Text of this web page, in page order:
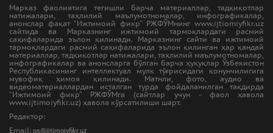
Марказ фаолиятига тегишли барча материаллар, тадқиқотлар
натижалари, таҳлилий маълумотномалар, инфографикалар,
анонслар фақат “Ижтимоий фикр” РЖФЎМнинг www.ijtiomiyfikr.uz
сайтида ва Марказнинг ижтимоий тармоқлардаги расмий
саҳифаларида эълон қилинади. Марказнинг сайти ва ижтимоий
тармоқлардаги расмий саҳифаларида эълон қилинган ҳар қандай
материаллар, тадқиқотлар натижалари, таҳлилий маълумотномалар,
инфографикалар ва анонсларга бўлган барча ҳуқуқлар Ўзбекистон
Республикасининг интеллектуал мулк тўғрисидаги қонунчилигига
мувофиқ ҳимоя қилинади. Матнли, фото, аудио ва
видеоматериаллардан исталган турда фойдаланилган тақдирда
“Ижтимоий фикр” РЖФЎМга (сайтлар учун - фаол ҳавола
www.ijtimoiyfikr.uz) ҳавола кўрсатилиши шарт.
Редактор:
Email: ps@ijtimoiyfikr.uz